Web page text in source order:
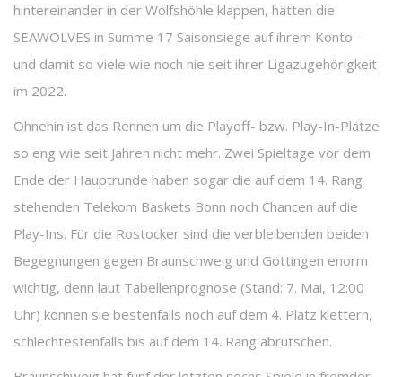
hintereinander in der Wolfshöhle klappen, hätten die
SEAWOLVES in Summe 17 Saisonsiege auf ihrem Konto –
und damit so viele wie noch nie seit ihrer Ligazugehörigkeit
im 2022.
Ohnehin ist das Rennen um die Playoff- bzw. Play-In-Plätze
so eng wie seit Jahren nicht mehr. Zwei Spieltage vor dem
Ende der Hauptrunde haben sogar die auf dem 14. Rang
stehenden Telekom Baskets Bonn noch Chancen auf die
Play-Ins. Für die Rostocker sind die verbleibenden beiden
Begegnungen gegen Braunschweig und Göttingen enorm
wichtig, denn laut Tabellenprognose (Stand: 7. Mai, 12:00
Uhr) können sie bestenfalls noch auf dem 4. Platz klettern,
schlechtestenfalls bis auf dem 14. Rang abrutschen.